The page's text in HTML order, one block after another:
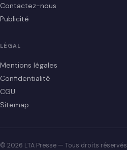
Contactez-nous
Publicité
LÉGAL
Mentions légales
Confidentialité
CGU
Sitemap
© 2026 LTA Presse — Tous droits réservés